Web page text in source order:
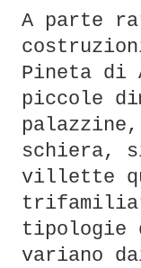
A parte
Pineta di
piccole
schiera,
villette
tipologie
variano